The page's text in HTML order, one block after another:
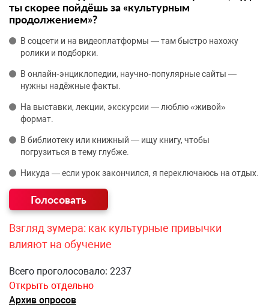
ты скорее пойдёшь за «культурным
продолжением»?
В соцсети и на видеоплатформы — там быстро нахожу
ролики и подборки.
В онлайн‑энциклопедии, научно‑популярные сайты —
нужны надёжные факты.
На выставки, лекции, экскурсии — люблю «живой»
формат.
В библиотеку или книжный — ищу книгу, чтобы
погрузиться в тему глубже.
Никуда — если урок закончился, я переключаюсь на отдых.
Взгляд зумера: как культурные привычки
влияют на обучение
Всего проголосовало: 2237
Открыть отдельно
Архив опросов